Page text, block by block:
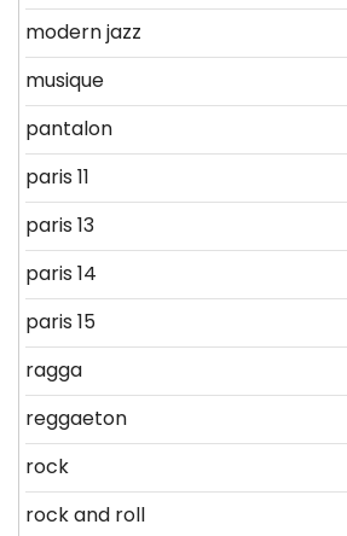
modern jazz
musique
pantalon
paris 11
paris 13
paris 14
paris 15
ragga
reggaeton
rock
rock and roll